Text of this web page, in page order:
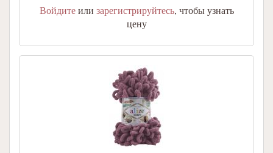
Войдитеили зарегистрируйтесь, чтобы узнать
цену